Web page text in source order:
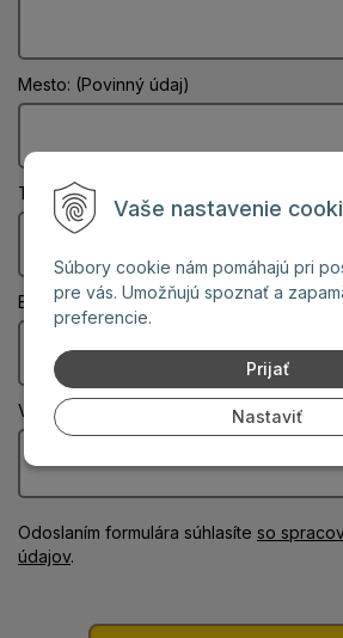
Vaše nastavenie
Súbory cookie nám pomáhajú pri
pre vás. Umožňujú spoznať a
preferencie.
Prijať
Nastaviť
Mesto: (Povinný údaj)
Telefón:
Email: (Povinný údaj)
Vaša správa: (Povinný údaj)
Odoslaním formulára súhlasíte so
údajov.